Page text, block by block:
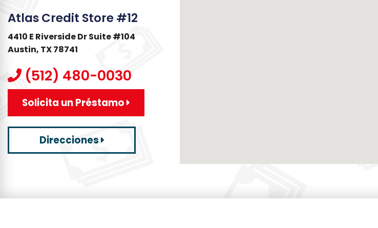
Atlas Credit Store #12
4410 E Riverside Dr Suite #104
Austin, TX 78741
(512) 480-0030
Solicita un Préstamo
Direcciones